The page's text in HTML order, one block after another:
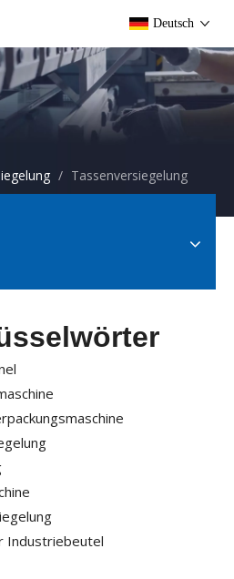
Deutsch
/ Tassenversiegelung
Industriebeutel